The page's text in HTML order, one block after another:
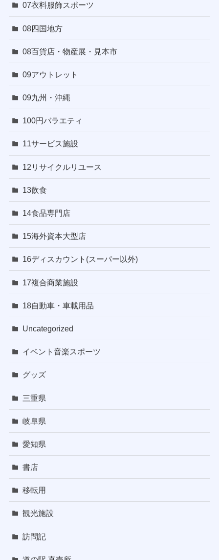
07衣料服飾スポーツ
08四国地方
08百貨店・物産展・見本市
09アウトレット
09九州・沖縄
100円バラエティ
11サービス施設
12リサイクルリユース
13飲食
14食品専門店
15海外資本大型店
16ディスカウント(スーパー以外)
17複合商業施設
18自動車・車載用品
Uncategorized
イベント音楽スポーツ
グッズ
三重県
岐阜県
愛知県
書店
移転用
観光施設
訪問記